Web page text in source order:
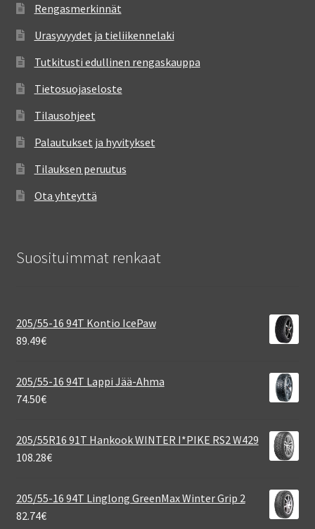
Rengasmerkinnät
Urasyvyydet ja tieliikennelaki
Tutkitusti edullinen rengaskauppa
Tietosuojaseloste
Tilausohjeet
Palautukset ja hyvitykset
Tilauksen peruutus
Ota yhteyttä
Suosituimmat renkaat
205/55-16 94T Kontio IcePaw
89.49€
205/55-16 94T Lappi Jää-Ahma
74.50€
205/55R16 91T Hankook WINTER I*PIKE RS2 W429
108.28€
205/55-16 94T Linglong GreenMax Winter Grip 2
82.74€